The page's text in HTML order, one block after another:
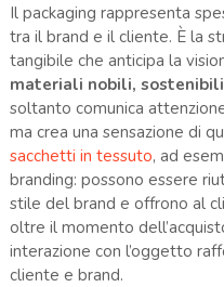
Il packaging rappresenta
tra il brand e il cliente. È la
tangibile che anticipa la
materiali nobili,
soltanto comunica
ma crea una sensazione di
sacchetti in tessuto, ad
branding: possono essere
stile del brand e offrono al
oltre il momento
interazione con l’oggetto
cliente e brand.